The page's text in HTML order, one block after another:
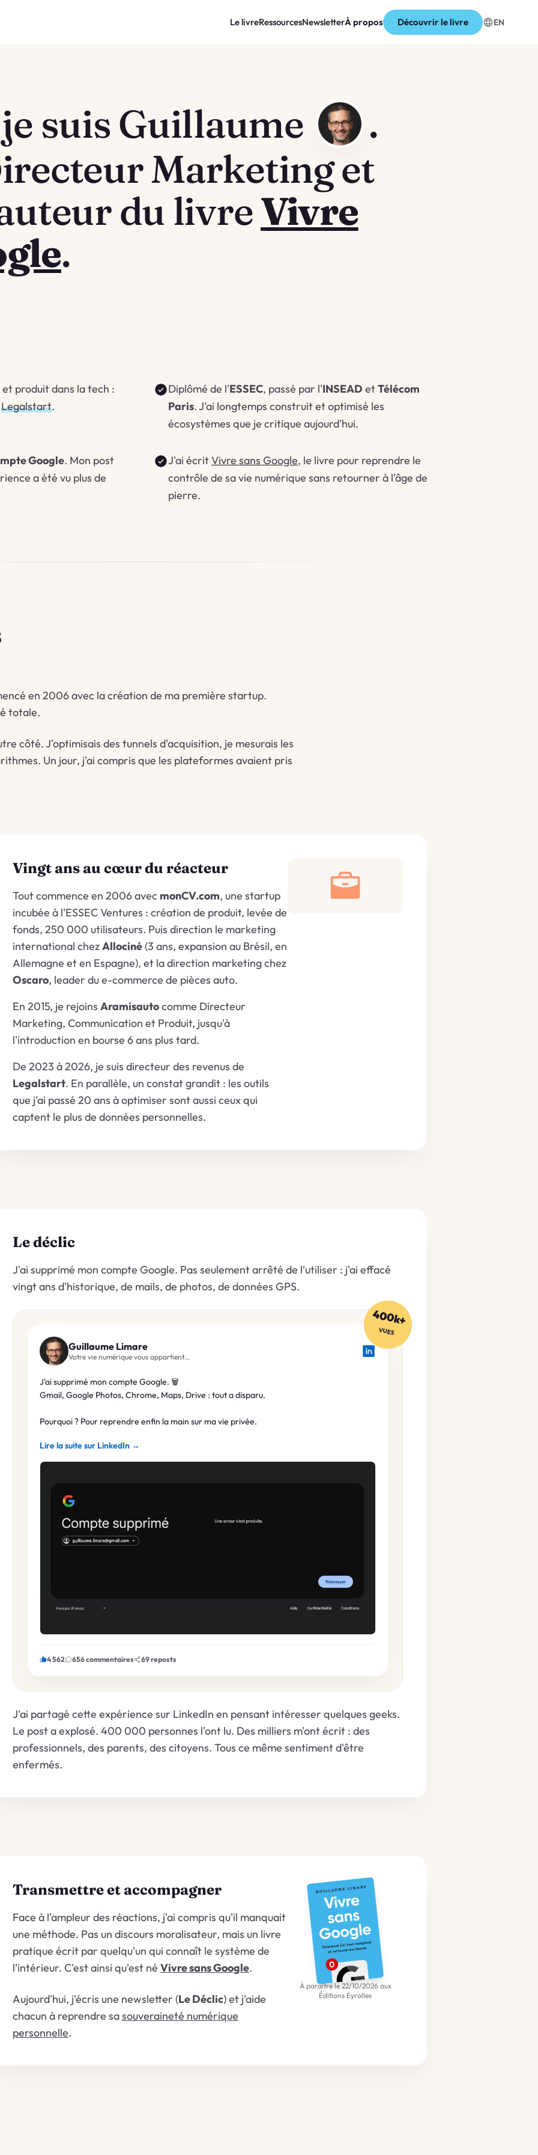
Le livreRessourcesNewsletterÀ propos Découvrir le livre EN
suis Guillaume
.
Marketing et
du livreVivre
.
produit dans la tech :
Legalstart.
Diplômé de l'ESSEC, passé par l'INSEAD etTélécom
Paris. J'ai longtemps construit et optimisé les
écosystèmes que je critique aujourd'hui.
Google. Mon post
a été vu plus de
J'ai écritVivre sans Google, le livre pour reprendre le
contrôle de sa vie numérique sans retourner à l'âge de
pierre.
en 2006 avec la création de ma première startup.
totale.
côté. J'optimisais des tunnels d'acquisition, je mesurais les
Un jour, j'ai compris que les plateformes avaient pris
Vingt ans au cœur du réacteur
Tout commence en 2006 avec monCV.com, une startup
incubée à l'ESSEC Ventures : création de produit, levée de
fonds, 250 000 utilisateurs. Puis direction le marketing
international chezAllociné(3 ans, expansion au Brésil, en
Allemagne et en Espagne), et la direction marketing chez
Oscaro, leader du e-commerce de pièces auto.
En 2015, je rejoins Aramisautocomme Directeur
Marketing, Communication et Produit, jusqu'à
l'introduction en bourse 6 ans plus tard.
De 2023 à 2026, je suis directeur des revenus de
Legalstart. En parallèle, un constat grandit : les outils
que j'ai passé 20 ans à optimiser sont aussi ceux qui
captent le plus de données personnelles.
Le déclic
J'ai supprimé mon compte Google. Pas seulement arrêté de l'utiliser : j'ai effacé
vingt ans d'historique, de mails, de photos, de données GPS.
400k+
VUES
Guillaume Limare
Votre vie numérique vous appartient...
J'ai supprimé mon compte Google. 🗑️
Gmail, Google Photos, Chrome, Maps, Drive : tout a disparu.
Pourquoi ? Pour reprendre enfin la main sur ma vie privée.
Lire la suite sur LinkedIn →
4 562 656 commentaires 69 reposts
J'ai partagé cette expérience sur LinkedIn en pensant intéresser quelques geeks.
Le post a explosé. 400 000 personnes l'ont lu. Des milliers m'ont écrit : des
professionnels, des parents, des citoyens. Tous ce même sentiment d'être
enfermés.
Transmettre et accompagner
Face à l'ampleur des réactions, j'ai compris qu'il manquait
une méthode. Pas un discours moralisateur, mais un livre
pratique écrit par quelqu'un qui connaît le système de
l'intérieur. C'est ainsi qu'est né Vivre sans Google.
Aujourd'hui, j'écris une newsletter (Le Déclic) et j'aide
chacun à reprendre sasouveraineté numérique
personnelle.
À paraître le 22/10/2026 aux
Éditions Eyrolles